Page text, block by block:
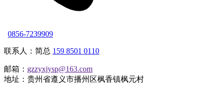
0856-7239909
联系人：简总 159 8501 0110
邮箱： gzzyxjysp@163.com
地址：贵州省遵义市播州区枫香镇枫元村